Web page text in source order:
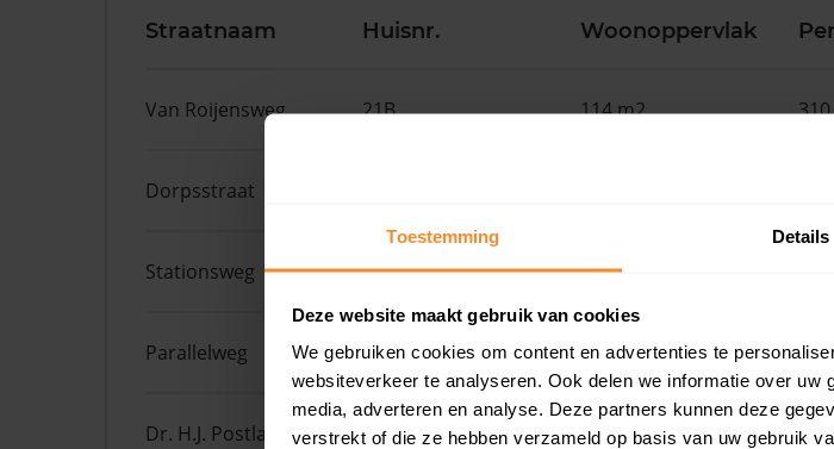
Toestemming Details
Deze website maakt gebruik van cookies
We gebruiken cookies om content en advertenties te
websiteverkeer te analyseren. Ook delen we informatie over
media, adverteren en analyse. Deze partners kunnen deze
verstrekt of die ze hebben verzameld op basis van uw gebruik
Straatnaam Huisnr. Woonoppervlak
Van Roijensweg 21B 114 m2
Dorpsstraat
Stationsweg 26 126 m2
Parallelweg 7 56 m2
Dr. H.J. Postlaan 40 110 m2